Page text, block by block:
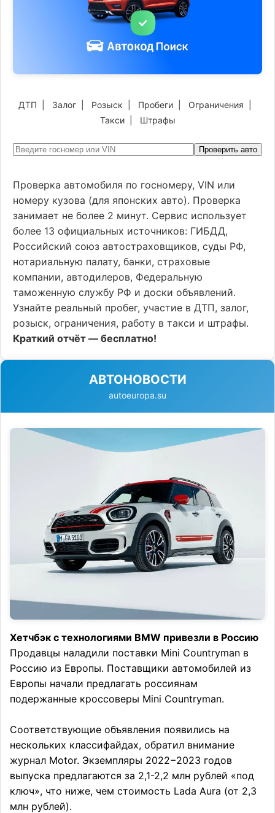
ДТП Залог Розыск Пробеги Ограничения
Такси| Штрафы
Проверить авто
Проверка автомобиля по госномеру, VIN или
номеру кузова (для японских авто). Проверка
занимает не более 2 минут. Сервис использует
более 13 официальных источников: ГИБДД,
Российский союз автостраховщиков, суды РФ,
нотариальную палату, банки, страховые
компании, автодилеров, Федеральную
таможенную службу РФ и доски объявлений.
Узнайте реальный пробег, участие в ДТП, залог,
розыск, ограничения, работу в такси и штрафы.
Краткий отчёт — бесплатно!
АВТОНОВОСТИ
autoeuropa.su
Хетчбэк с технологиями BMW привезли в Россию
Продавцы наладили поставки Mini Countryman в
Россию из Европы. Поставщики автомобилей из
Европы начали предлагать россиянам
подержанные кроссоверы Mini Countryman.
Соответствующие объявления появились на
нескольких классифайдах, обратил внимание
журнал Motor. Экземпляры 2022−2023 годов
выпуска предлагаются за 2,1-2,2 млн рублей «под
ключ», что ниже, чем стоимость Lada Aura (от 2,3
млн рублей).